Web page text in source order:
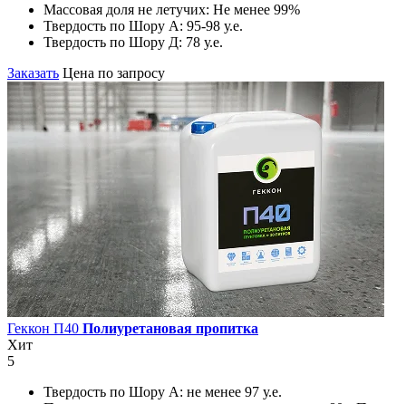
Массовая доля не летучих: Не менее 99%
Твердость по Шору А: 95-98 у.е.
Твердость по Шору Д: 78 у.е.
Заказать Цена по запросу
Геккон П40 Полиуретановая пропитка
Хит
5
Твердость по Шору А: не менее 97 у.е.